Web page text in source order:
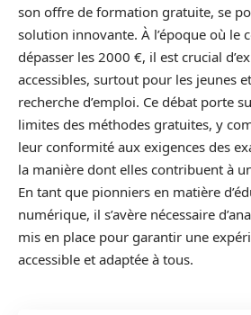
son offre de formation gratuite, se
solution innovante. À l’époque où le
dépasser les 2000 €, il est crucial
accessibles, surtout pour les jeunes
recherche d’emploi. Ce débat porte
limites des méthodes gratuites, y
leur conformité aux exigences des
la manière dont elles contribuent à
En tant que pionniers en matière
numérique, il s’avère nécessaire
mis en place pour garantir une
accessible et adaptée à tous.